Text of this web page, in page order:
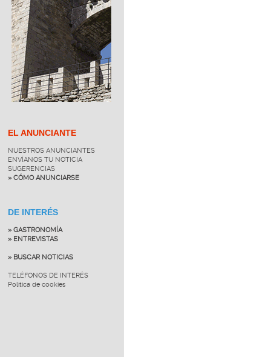
EL ANUNCIANTE
NUESTROS ANUNCIANTES
ENVÍANOS TU NOTICIA
SUGERENCIAS
» CÓMO ANUNCIARSE
DE INTERÉS
» GASTRONOMÍA
» ENTREVISTAS
» BUSCAR NOTICIAS
TELÉFONOS DE INTERÉS
Política de cookies